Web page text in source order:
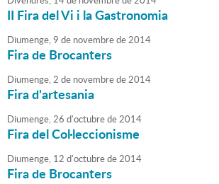
II Fira del Vi i la Gastronomia
Diumenge,9 de novembrede2014
Fira de Brocanters
Diumenge,2 de novembrede2014
Fira d'artesania
Diumenge,26 d'octubrede2014
Fira del Col·leccionisme
Diumenge, 12 d'octubrede2014
Fira de Brocanters